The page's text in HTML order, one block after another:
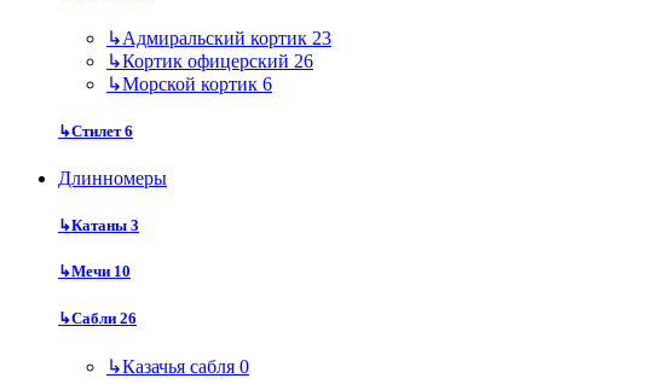
↳Адмиральский кортик 23
↳Кортик офицерский 26
↳Морской кортик 6
↳Стилет6
Длинномеры
↳Катаны 3
↳Мечи 10
↳Сабли 26
↳Казачья сабля 0